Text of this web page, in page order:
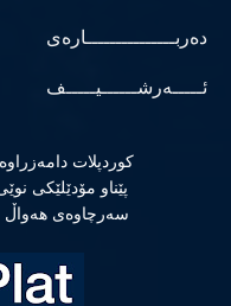
دەربـــــــــــــــارەی
ئـــــەرشــــــیـــــف
كوردپلات
پێناو مۆدێلێكی
سەرچاوەی هەواڵ